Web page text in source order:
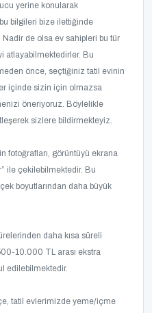
yerine konularak
bilgileri bize ilettiğinde
de olsa ev sahipleri bu tür
atlayabilmektedirler. Bu
önce, seçtiğiniz tatil evinin
içinde sizin için olmazsa
öneriyoruz. Böylelikle
sizlere bildirmekteyiz.
fotoğrafları, görüntüyü ekrana
ile çekilebilmektedir. Bu
boyutlarından daha büyük
daha kısa süreli
10.000 TL arası ekstra
edilebilmektedir.
tatil evlerimizde yeme/içme